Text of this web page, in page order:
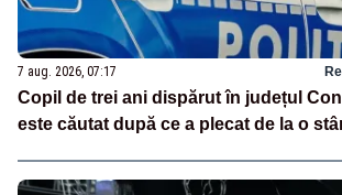
7 aug. 2026, 07:17
Copil de trei ani dispărut în județul
este căutat după ce a plecat de la o